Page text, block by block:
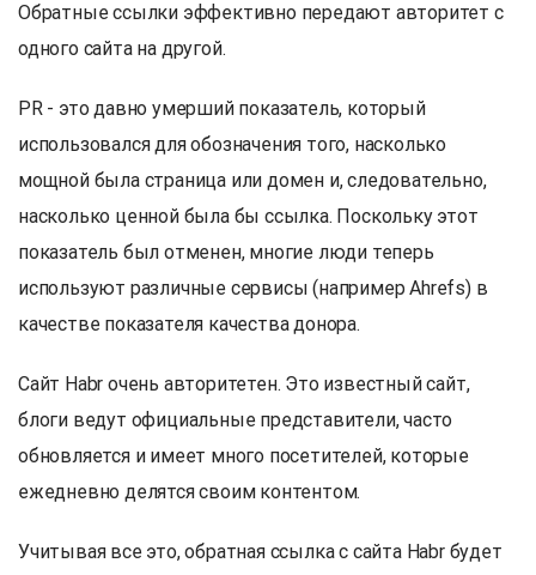
Обратные ссылки эффективно передают авторитет с
одного сайта на другой.
PR - это давно умерший показатель, который
использовался для обозначения того, насколько
мощной была страница или домен и, следовательно,
насколько ценной была бы ссылка. Поскольку этот
показатель был отменен, многие люди теперь
используют различные сервисы (например Ahrefs) в
качестве показателя качества донора.
Сайт Habr очень авторитетен. Это известный сайт,
блоги ведут официальные представители, часто
обновляется и имеет много посетителей, которые
ежедневно делятся своим контентом.
Учитывая все это, обратная ссылка с сайта Habr будет